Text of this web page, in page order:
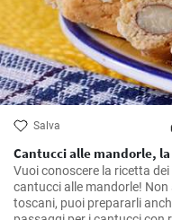
Salva
Cantucci alle mandorle,
Vuoi conoscere la ricetta
cantucci alle mandorle! Non
toscani, puoi prepararli